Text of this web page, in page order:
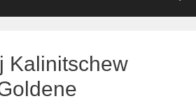
Kalinitschew